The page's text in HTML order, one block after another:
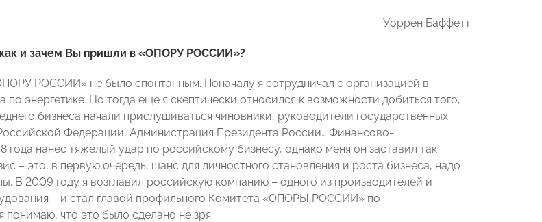
Уоррен Баффетт
и зачем Вы пришли в «ОПОРУ РОССИИ»?
РОССИИ» не было спонтанным. Поначалу я сотрудничал с организацией в
по энергетике. Но тогда еще я скептически относился к возможности добиться того,
бизнеса начали прислушиваться чиновники, руководители государственных
Федерации, Администрация Президента России… Финансово-
года нанес тяжелый удар по российскому бизнесу, однако меня он заставил так
– это, в первую очередь, шанс для личностного становления и роста бизнеса, надо
В 2009 году я возглавил российскую компанию – одного из производителей и
– и стал главой профильного Комитета «ОПОРЫ РОССИИ» по
понимаю, что это было сделано не зря.